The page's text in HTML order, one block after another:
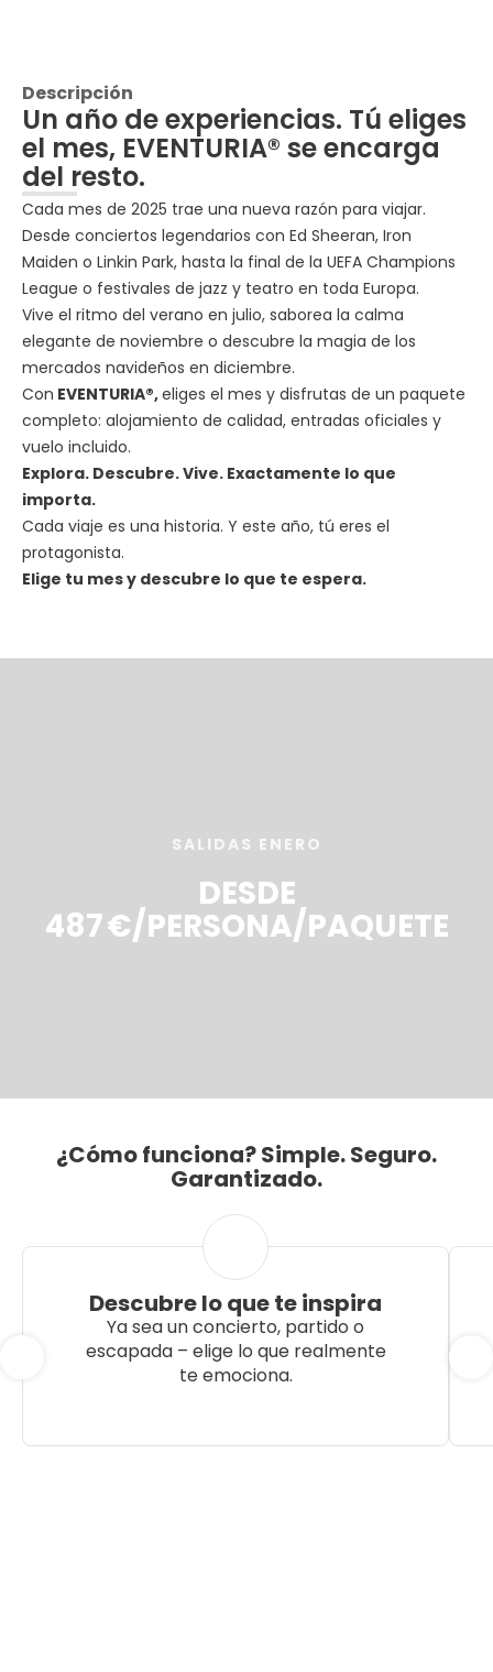
Descripción
Un año de experiencias. Tú eliges
el mes, EVENTURIA® se encarga
del resto.
Cada mes de 2025 trae una nueva razón para viajar.
Desde conciertos legendarios con Ed Sheeran, Iron
Maiden o Linkin Park, hasta la final de la UEFA Champions
League o festivales de jazz y teatro en toda Europa.
Vive el ritmo del verano en julio, saborea la calma
elegante de noviembre o descubre la magia de los
mercados navideños en diciembre.
Con EVENTURIA®,eliges el mes y disfrutas de un paquete
completo: alojamiento de calidad, entradas oficiales y
vuelo incluido.
Explora. Descubre. Vive. Exactamente lo que
importa.
Cada viaje es una historia. Y este año, tú eres el
protagonista.
Elige tu mes y descubre lo que te espera.
SALIDAS ENERO
DESDE
487 €/PERSONA/PAQUETE
¿Cómo funciona? Simple. Seguro.
Garantizado.
Descubre lo que te inspira
Ya sea un concierto, partido o
escapada – elige lo que realmente
te emociona.